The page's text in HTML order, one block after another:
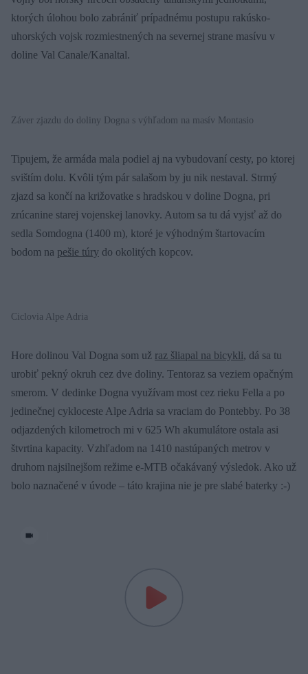
ktorých úlohou bolo zabrániť prípadnému postupu rakúsko-
uhorských vojsk rozmiestnených na severnej strane masívu v
doline Val Canale/Kanaltal.
Záver zjazdu do doliny Dogna s výhľadom na masív Montasio
Tipujem, že armáda mala podiel aj na vybudovaní cesty, po ktorej
svištím dolu. Kvôli tým pár salašom by ju nik nestaval. Strmý
zjazd sa končí na križovatke s hradskou v doline Dogna, pri
zrúcanine starej vojenskej lanovky. Autom sa tu dá vyjsť až do
sedla Somdogna (1400 m), ktoré je výhodným štartovacím
bodom na pešie túry do okolitých kopcov.
Ciclovia Alpe Adria
Hore dolinou Val Dogna som už raz šliapal na bicykli, dá sa tu
urobiť pekný okruh cez dve doliny. Tentoraz sa veziem opačným
smerom. V dedinke Dogna využívam most cez rieku Fella a po
jedinečnej cykloceste Alpe Adria sa vraciam do Pontebby. Po 38
odjazdených kilometroch mi v 625 Wh akumulátore ostala asi
štvrtina kapacity. Vzhľadom na 1410 nastúpaných metrov v
druhom najsilnejšom režime e-MTB očakávaný výsledok. Ako už
bolo naznačené v úvode – táto krajina nie je pre slabé baterky :-)